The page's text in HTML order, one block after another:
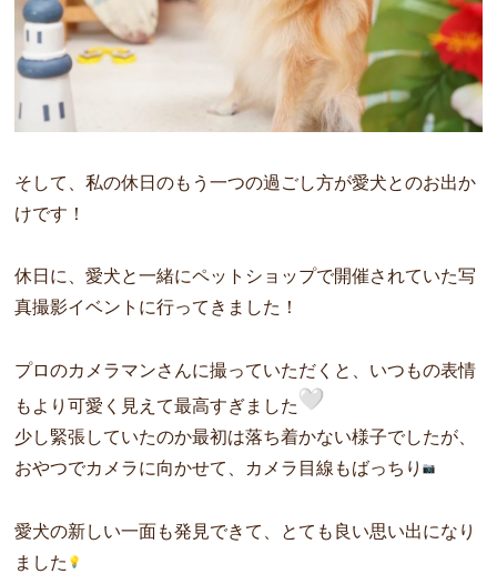
そして、私の休日のもう一つの過ごし方が愛犬とのお出か
けです！
休日に、愛犬と一緒にペットショップで開催されていた写
真撮影イベントに行ってきました！
プロのカメラマンさんに撮っていただくと、いつもの表情
もより可愛く見えて最高すぎました
少し緊張していたのか最初は落ち着かない様子でしたが、
おやつでカメラに向かせて、カメラ目線もばっちり
愛犬の新しい一面も発見できて、とても良い思い出になり
ました